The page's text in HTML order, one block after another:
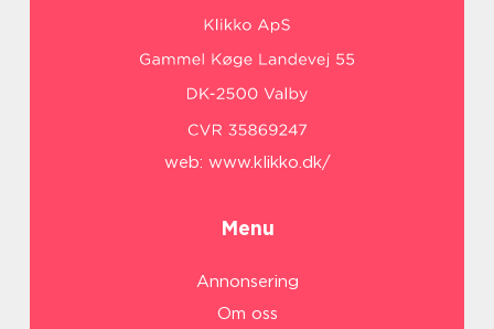
web: www.klikko.dk/
Menu
Annonsering
Om oss